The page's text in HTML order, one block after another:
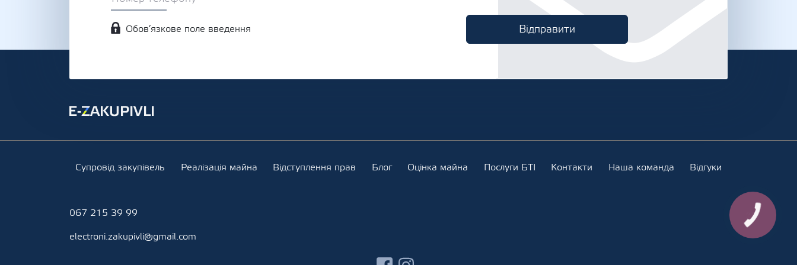
Обов’язкове поле введення
Супровід закупівель Реалізація майна Відступлення прав Блог Оцінка майна Послуги БТІ Контакти Наша команда Відгуки
067 215 39 99
electroni.zakupivli@gmail.com